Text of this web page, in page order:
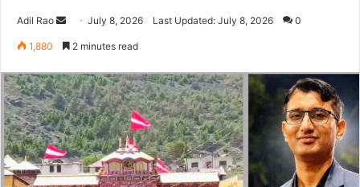
Adil Rao
e
d
a
n
e
m
a
July 8, 2026 Last Updated: July 8, 2026 0
1,880 2 minutes read